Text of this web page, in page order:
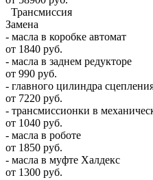
Трансмиссия
Замена
- масла в коробке автомат
от 1840 руб.
- масла в заднем редукторе
от 990 руб.
- главного цилиндра
от 7220 руб.
- трансмиссионки в
от 1040 руб.
- масла в роботе
от 1850 руб.
- масла в муфте Халдекс
от 1300 руб.